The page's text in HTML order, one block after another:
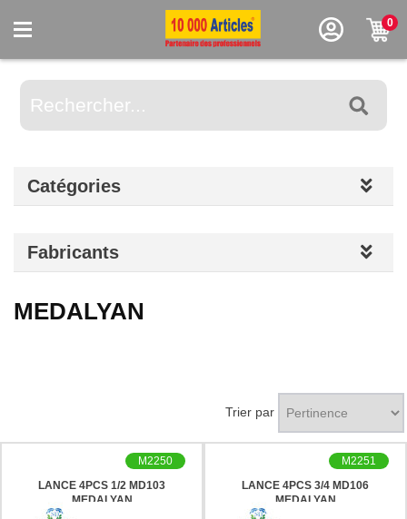
0
Catégories
Fabricants
MEDALYAN
Trier par
LANCE 4PCS 1/2 MD103
MEDALYAN
M2250
LANCE 4PCS 3/4 MD106
MEDALYAN
M2251